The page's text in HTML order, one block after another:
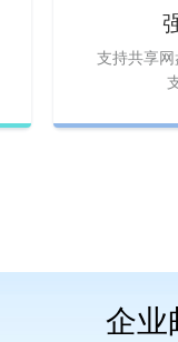
支持共享
企业